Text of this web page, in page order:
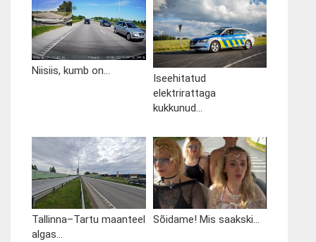
Niisiis, kumb on...
Iseehitatud
elektrirattaga
kukkunud...
Tallinna–Tartu maanteel
algas...
Sõidame! Mis saakski...